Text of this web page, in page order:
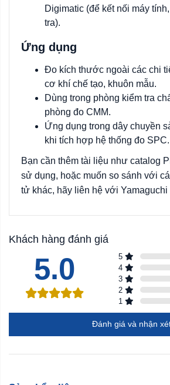
Digimatic (để kết nối máy
tra).
Ứng dụng
Đo kích thước ngoài các chi
cơ khí chế tạo, khuôn mẫu.
Dùng trong phòng kiểm tra
phòng đo CMM.
Ứng dụng trong dây chuyền
khi tích hợp hệ thống đo SPC.
Bạn cần thêm tài liệu như catalog
sử dụng, hoặc muốn so sánh với
tử khác, hãy liên hệ với Yamaguchi
Khách hàng đánh giá
5.0 5
4
3
2
1
Đánh giá và nhận